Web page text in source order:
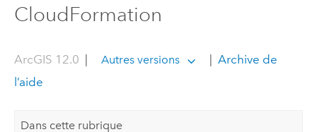
CloudFormation
ArcGIS 12.0 Autres versions
Archive de
l’aide
Dans cette rubrique